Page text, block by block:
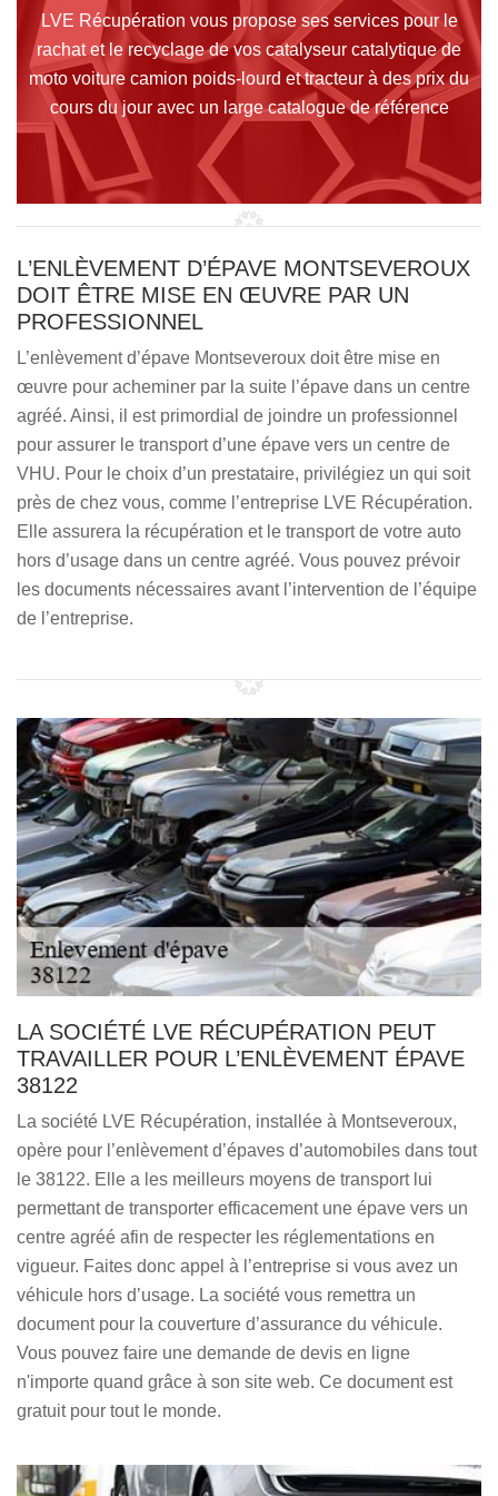
LVE Récupération vous propose ses services pour le
rachat et le recyclage de vos catalyseur catalytique de
moto voiture camion poids-lourd et tracteur à des prix du
cours du jour avec un large catalogue de référence
L’ENLÈVEMENT D’ÉPAVE MONTSEVEROUX
DOIT ÊTRE MISE EN ŒUVRE PAR UN
PROFESSIONNEL
L’enlèvement d’épave Montseveroux doit être mise en
œuvre pour acheminer par la suite l’épave dans un centre
agréé. Ainsi, il est primordial de joindre un professionnel
pour assurer le transport d’une épave vers un centre de
VHU. Pour le choix d’un prestataire, privilégiez un qui soit
près de chez vous, comme l’entreprise LVE Récupération.
Elle assurera la récupération et le transport de votre auto
hors d’usage dans un centre agréé. Vous pouvez prévoir
les documents nécessaires avant l’intervention de l’équipe
de l’entreprise.
LA SOCIÉTÉ LVE RÉCUPÉRATION PEUT
TRAVAILLER POUR L’ENLÈVEMENT ÉPAVE
38122
La société LVE Récupération, installée à Montseveroux,
opère pour l’enlèvement d’épaves d’automobiles dans tout
le 38122. Elle a les meilleurs moyens de transport lui
permettant de transporter efficacement une épave vers un
centre agréé afin de respecter les réglementations en
vigueur. Faites donc appel à l’entreprise si vous avez un
véhicule hors d’usage. La société vous remettra un
document pour la couverture d’assurance du véhicule.
Vous pouvez faire une demande de devis en ligne
n'importe quand grâce à son site web. Ce document est
gratuit pour tout le monde.